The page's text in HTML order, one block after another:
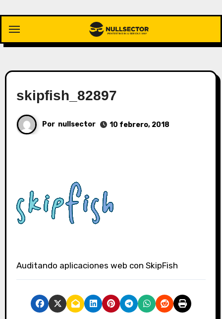
contenido
skipfish_82897
Por nullsector 10 febrero, 2018
Auditando aplicaciones web con SkipFish